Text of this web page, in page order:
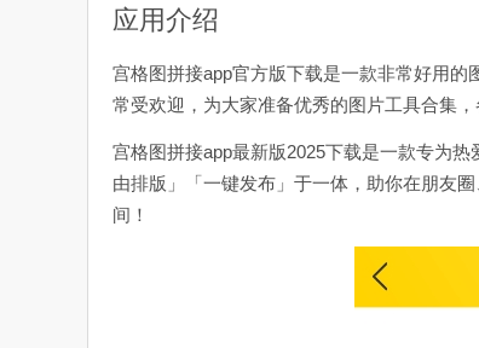
应用介绍
宫格图拼接app官方版下载是一款非常好用
常受欢迎，为大家准备优秀的图片工具合集
宫格图拼接app最新版2025下载是一款专为
由排版」「一键发布」于一体，助你在朋友
间！